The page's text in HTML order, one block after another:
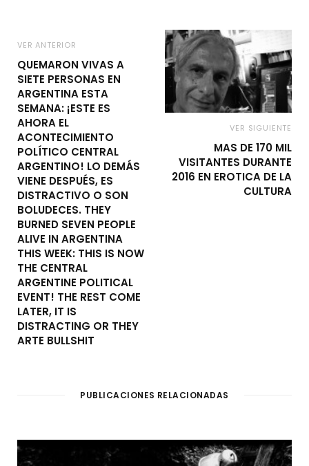
VER ANTERIOR
QUEMARON VIVAS A
SIETE PERSONAS EN
ARGENTINA ESTA
SEMANA: ¡ESTE ES
AHORA EL
ACONTECIMIENTO
POLÍTICO CENTRAL
ARGENTINO! LO DEMÁS
VIENE DESPUÉS, ES
DISTRACTIVO O SON
BOLUDECES. THEY
BURNED SEVEN PEOPLE
ALIVE IN ARGENTINA
THIS WEEK: THIS IS NOW
THE CENTRAL
ARGENTINE POLITICAL
EVENT! THE REST COME
LATER, IT IS
DISTRACTING OR THEY
ARTE BULLSHIT
VER SIGUIENTE
MAS DE 170 MIL
VISITANTES DURANTE
2016 EN EROTICA DE LA
CULTURA
PUBLICACIONES RELACIONADAS